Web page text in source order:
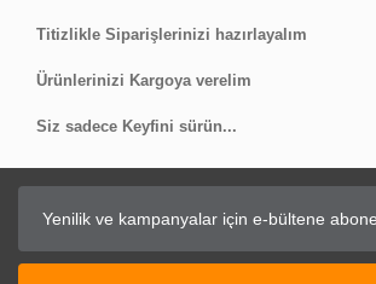
Titizlikle Siparişlerinizi hazırlayalım
Ürünlerinizi Kargoya verelim
Siz sadece Keyfini sürün...